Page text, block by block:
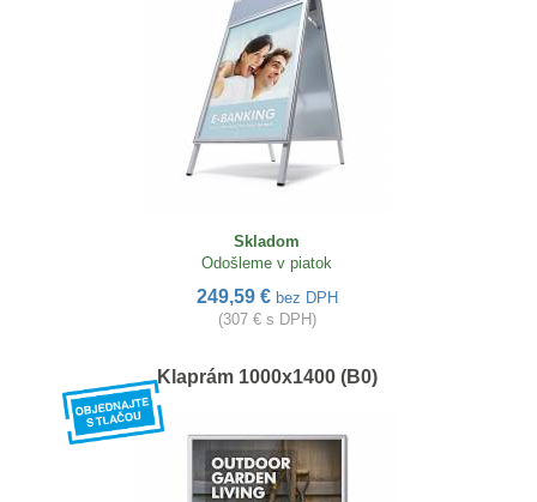
Skladom
Odošleme v piatok
249,59 € bez DPH
(307 € s DPH)
Klaprám 1000x1400 (B0)